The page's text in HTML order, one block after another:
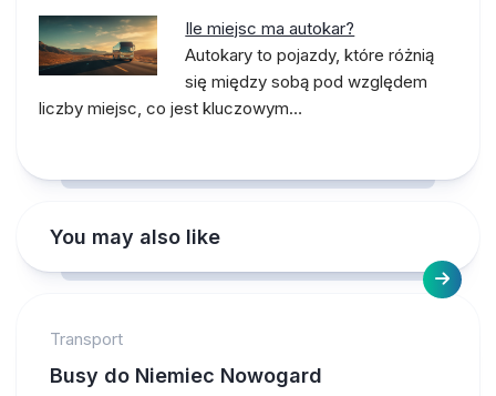
Ile miejsc ma autokar?
Autokary to pojazdy, które różnią
się między sobą pod względem
liczby miejsc, co jest kluczowym…
You may also like
Transport
Busy do Niemiec Nowogard